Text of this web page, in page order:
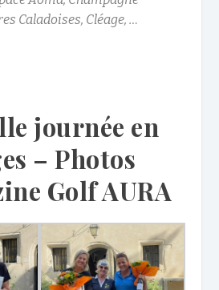
Caladoises, Cléage, …
journée en
– Photos
Golf AURA